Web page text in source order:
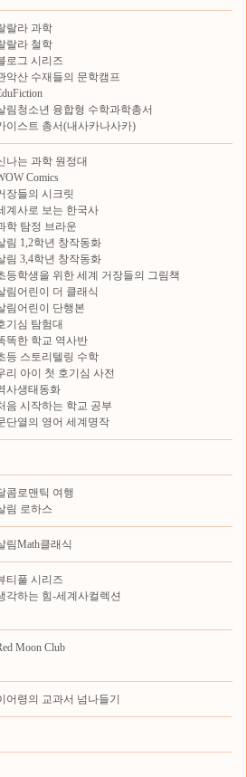
랄라 과학
랄라 철학
로그 시리즈
악산 수재들의 문학캠프
림청소년 융합형 수학과학총서
이스트 총서(내사카나사카)
나는 과학 원정대
Comics
장들의 시크릿
계사로 보는 한국사
학 탐정 브라운
림 1,2학년 창작동화
림 3,4학년 창작동화
등학생을 위한 세계 거장들의 그림책
림어린이 더 클래식
림어린이 단행본
기심 탐험대
똑한 학교 역사반
등 스토리텔링 수학
리 아이 첫 호기심 사전
사생태동화
음 시작하는 학교 공부
단열의 영어 세계명작
콤로맨틱 여행
림 로하스
림Math클래식
티풀 시리즈
각하는 힘-세계사컬렉션
Moon Club
어령의 교과서 넘나들기